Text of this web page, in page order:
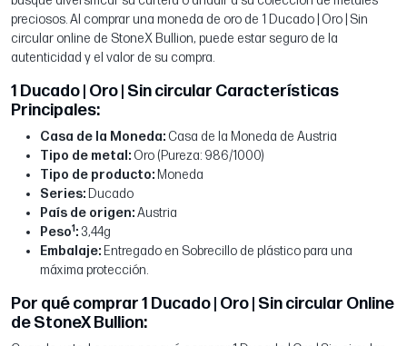
preciosos. Al comprar una moneda de oro de 1 Ducado | Oro | Sin
circular online de StoneX Bullion, puede estar seguro de la
autenticidad y el valor de su compra.
1 Ducado | Oro | Sin circular Características
Principales:
Casa de la Moneda: Casa de la Moneda de Austria
Tipo de metal: Oro (Pureza: 986/1000)
Tipo de producto: Moneda
Series: Ducado
País de origen:Austria
Peso1: 3,44g
Embalaje: Entregado en Sobrecillo de plástico para una
máxima protección.
Por qué comprar 1 Ducado | Oro | Sin circular Online
de StoneX Bullion: